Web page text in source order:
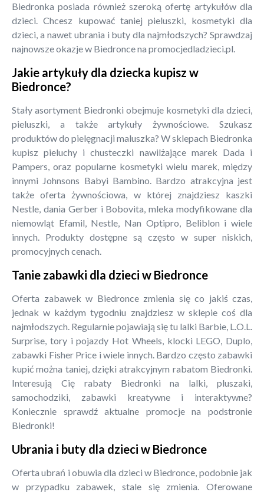
Biedronka posiada również szeroką ofertę artykułów dla
dzieci. Chcesz kupować taniej pieluszki, kosmetyki dla
dzieci, a nawet ubrania i buty dla najmłodszych? Sprawdzaj
najnowsze okazje w Biedronce na promocjedladzieci.pl.
Jakie artykuły dla dziecka kupisz w
Biedronce?
Stały asortyment Biedronki obejmuje kosmetyki dla dzieci,
pieluszki, a także artykuły żywnościowe. Szukasz
produktów do pielęgnacji maluszka? W sklepach Biedronka
kupisz pieluchy i chusteczki nawilżające marek Dada i
Pampers, oraz popularne kosmetyki wielu marek, między
innymi Johnsons Babyi Bambino. Bardzo atrakcyjna jest
także oferta żywnościowa, w której znajdziesz kaszki
Nestle, dania Gerber i Bobovita, mleka modyfikowane dla
niemowląt Efamil, Nestle, Nan Optipro, Beliblon i wiele
innych. Produkty dostępne są często w super niskich,
promocyjnych cenach.
Tanie zabawki dla dzieci w Biedronce
Oferta zabawek w Biedronce zmienia się co jakiś czas,
jednak w każdym tygodniu znajdziesz w sklepie coś dla
najmłodszych. Regularnie pojawiają się tu lalki Barbie, L.O.L.
Surprise, tory i pojazdy Hot Wheels, klocki LEGO, Duplo,
zabawki Fisher Price i wiele innych. Bardzo często zabawki
kupić można taniej, dzięki atrakcyjnym rabatom Biedronki.
Interesują Cię rabaty Biedronki na lalki, pluszaki,
samochodziki, zabawki kreatywne i interaktywne?
Koniecznie sprawdź aktualne promocje na podstronie
Biedronki!
Ubrania i buty dla dzieci w Biedronce
Oferta ubrań i obuwia dla dzieci w Biedronce, podobnie jak
w przypadku zabawek, stale się zmienia. Oferowane